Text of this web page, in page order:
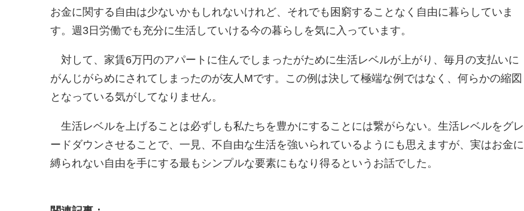
お金に関する自由は少ないかもしれないけれど、それでも困窮することなく自由に暮らしていま
す。週3日労働でも充分に生活していける今の暮らしを気に入っています。
対して、家賃6万円のアパートに住んでしまったがために生活レベルが上がり、毎月の支払いに
がんじがらめにされてしまったのが友人Mです。この例は決して極端な例ではなく、何らかの縮図
となっている気がしてなりません。
生活レベルを上げることは必ずしも私たちを豊かにすることには繋がらない。生活レベルをグレ
ードダウンさせることで、一見、不自由な生活を強いられているようにも思えますが、実はお金に
縛られない自由を手にする最もシンプルな要素にもなり得るというお話でした。